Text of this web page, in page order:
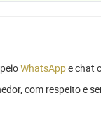
WhatsAppe chat
com respeito e